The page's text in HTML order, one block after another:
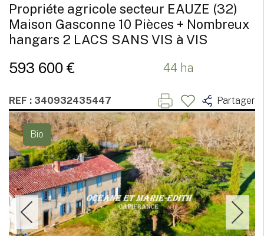
Propriéte agricole secteur EAUZE (32)
Maison Gasconne 10 Pièces + Nombreux
hangars 2 LACS SANS VIS à VIS
593 600 € 44 ha
REF : 340932435447 Partager
Bio